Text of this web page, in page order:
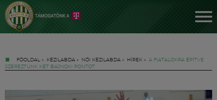
FŐOLDAL » KÉZILABDA » NŐI KÉZILABDA » HÍREK » A FIATALOKRA ÉPÍTVE
SZEREZTÜNK KÉT BAJNOKI PONTOT